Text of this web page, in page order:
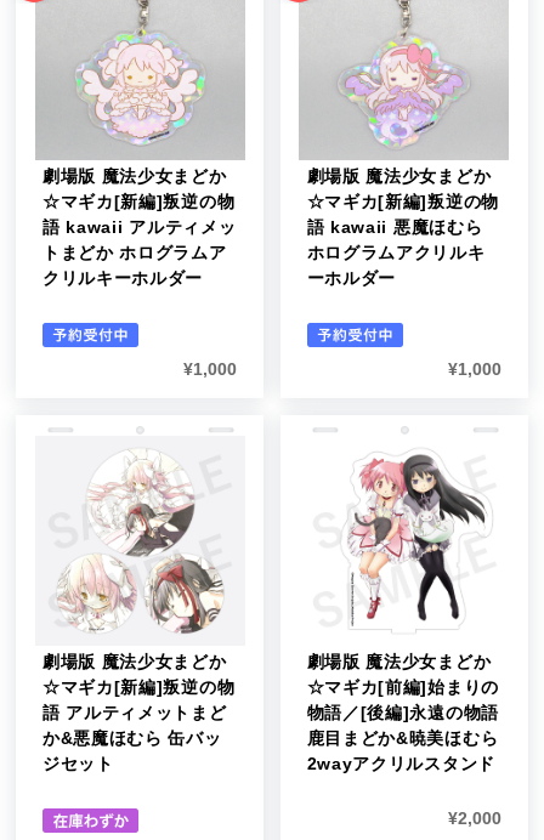
劇場版 魔法少女まどか
☆マギカ[新編]叛逆の物
語 kawaii アルティメッ
トまどか ホログラムア
クリルキーホルダー
¥1,000
劇場版 魔法少女まどか
☆マギカ[新編]叛逆の物
語 kawaii 悪魔ほむら
ホログラムアクリルキ
ーホルダー
¥1,000
劇場版 魔法少女まどか
☆マギカ[新編]叛逆の物
語 アルティメットまど
か&悪魔ほむら 缶バッ
ジセット
劇場版 魔法少女まどか
☆マギカ[前編]始まりの
物語／[後編]永遠の物語
鹿目まどか&暁美ほむら
2wayアクリルスタンド
¥2,000